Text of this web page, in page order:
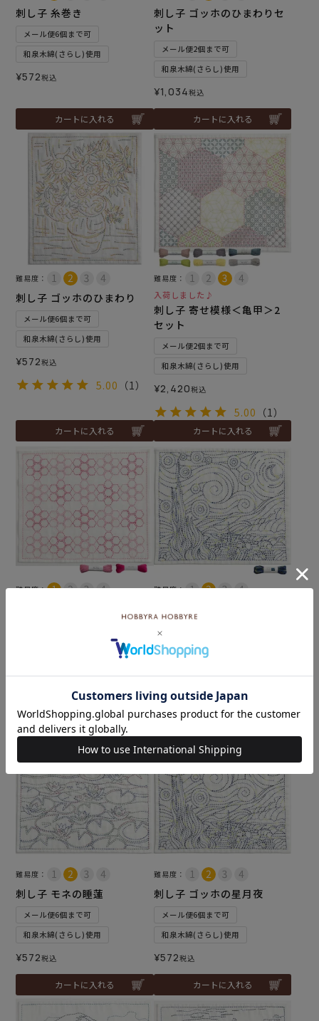
刺し子 糸巻き
メール便6個まで可
和泉木綿(さらし)使用
¥572税込
カートに入れる
刺し子 ゴッホのひまわりセ
ット
メール便2個まで可
和泉木綿(さらし)使用
¥1,034税込
カートに入れる
難易度：
刺し子 ゴッホのひまわり
メール便6個まで可
和泉木綿(さらし)使用
¥572税込
5.00 （1）
カートに入れる
難易度：
入荷しました♪
刺し子 寄せ模様＜亀甲＞2
セット
メール便2個まで可
和泉木綿(さらし)使用
¥2,420税込
5.00 （1）
カートに入れる
難易度：
刺し子 六角花模様セット
カートに入れる
難易度：
ト
メール便2個まで可
カートに入れる
難易度：
刺し子 モネの睡蓮
メール便6個まで可
和泉木綿(さらし)使用
¥572税込
カートに入れる
難易度：
刺し子 ゴッホの星月夜
メール便6個まで可
和泉木綿(さらし)使用
¥572税込
カートに入れる